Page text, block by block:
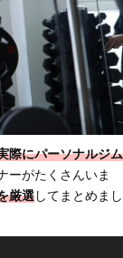
際にパーソナルジム
ーがたくさんいま
厳選してまとめまし